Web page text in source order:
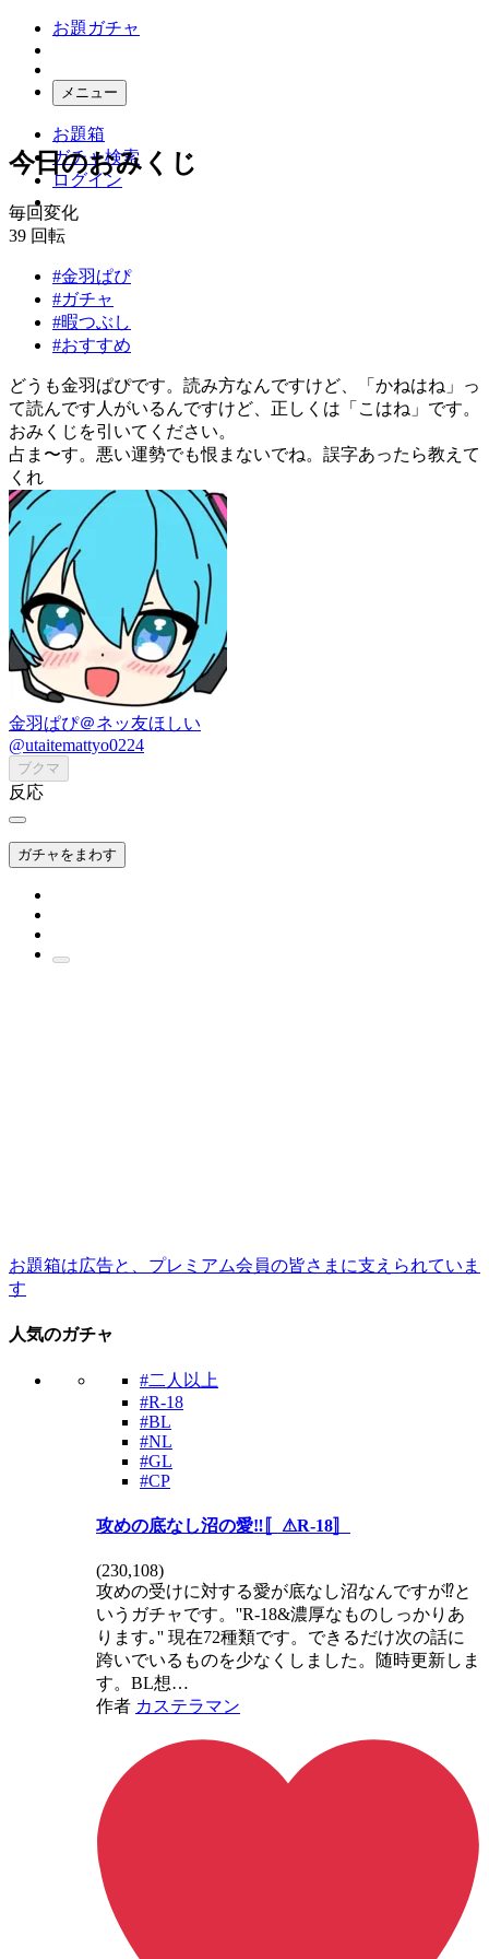
お題ガチャ
メニュー
お題箱
ガチャ検索
ログイン
今日のおみくじ
毎回変化
39 回転
#金羽ぱぴ
#ガチャ
#暇つぶし
#おすすめ
どうも金羽ぱぴです。読み方なんですけど、「かねはね」っ
て読んです人がいるんですけど、正しくは「こはね」です。
おみくじを引いてください。
占ま〜す。悪い運勢でも恨まないでね。誤字あったら教えて
くれ
金羽ぱぴ＠ネッ友ほしい
@utaitemattyo0224
ブクマ
反応
ガチャをまわす
お題箱は広告と、プレミアム会員の皆さまに支えられていま
す
人気のガチャ
#二人以上
#R-18
#BL
#NL
#GL
#CP
攻めの底なし沼の愛‼️〚⚠R-18〛
(230,108)
攻めの受けに対する愛が底なし沼なんですが⁉️と
いうガチャです。''R-18&濃厚なものしっかりあ
ります｡'' 現在72種類です。できるだけ次の話に
跨いでいるものを少なくしました。随時更新しま
す。BL想…
作者 カステラマン